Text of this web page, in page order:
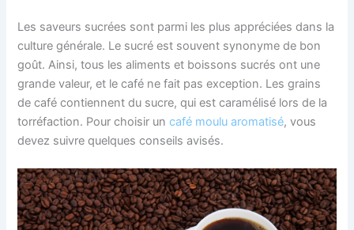
Les saveurs sucrées sont parmi les plus appréciées dans la
culture générale. Le sucré est souvent synonyme de bon
goût. Ainsi, tous les aliments et boissons sucrés ont une
grande valeur, et le café ne fait pas exception. Les grains
de café contiennent du sucre, qui est caramélisé lors de la
torréfaction. Pour choisir uncafé moulu aromatisé, vous
devez suivre quelques conseils avisés.